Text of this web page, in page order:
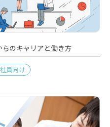
のキャリアと働き方
員向け